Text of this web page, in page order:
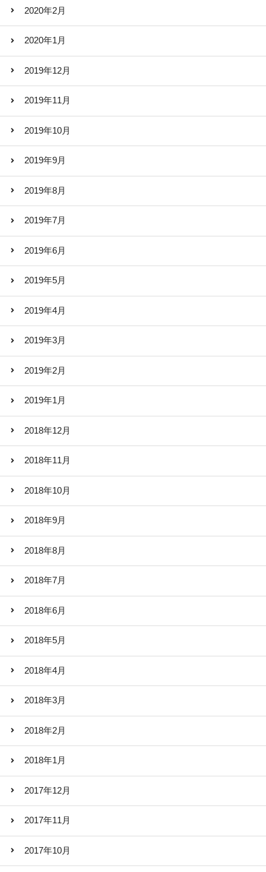
2020年2月
2020年1月
2019年12月
2019年11月
2019年10月
2019年9月
2019年8月
2019年7月
2019年6月
2019年5月
2019年4月
2019年3月
2019年2月
2019年1月
2018年12月
2018年11月
2018年10月
2018年9月
2018年8月
2018年7月
2018年6月
2018年5月
2018年4月
2018年3月
2018年2月
2018年1月
2017年12月
2017年11月
2017年10月